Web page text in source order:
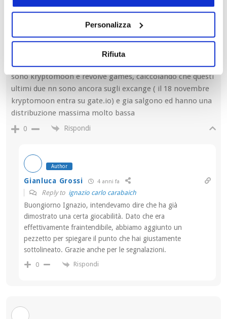
Personalizza
Rifiuta
ignazio carlo carabaich 4 anni fa
illuvium non e giocabile, si puo mettere in staking la
valuta ma il gioco ha mostarto solo un trailer del
gameplay futuro, altri due giochi da tenere monitorati
sono kryptomoon e revolve games, calccolando che questi
ultimi due nn sono ancora sugli excange ( il 18 novembre
kryptomoon entra su gate.io) e gia salgono ed hanno una
distribuzione massima molto bassa
0 Rispondi
Author
Gianluca Grossi 4 anni fa
Reply to ignazio carlo carabaich
Buongiorno Ignazio, intendevamo dire che ha già
dimostrato una certa giocabilità. Dato che era
effettivamente fraintendibile, abbiamo aggiunto un
pezzetto per spiegare il punto che hai giustamente
sottolineato. Grazie anche per le segnalazioni.
0 Rispondi